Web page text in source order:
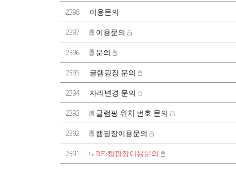
2398 이용문의
2397 이용문의
2396 문의
2395 글램핑장 문의
2394 자리변경 문의
2393 글램핑 위치 번호 문의
2392 캠핑장이용문의
2391 RE:캠핑장이용문의